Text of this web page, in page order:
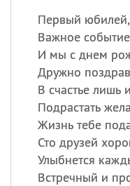
Первый
Важное
И мы с днем
Дружно
В счастье лишь
Подрастать
Жизнь тебе
Сто друзей
Улыбнется
Встречный и